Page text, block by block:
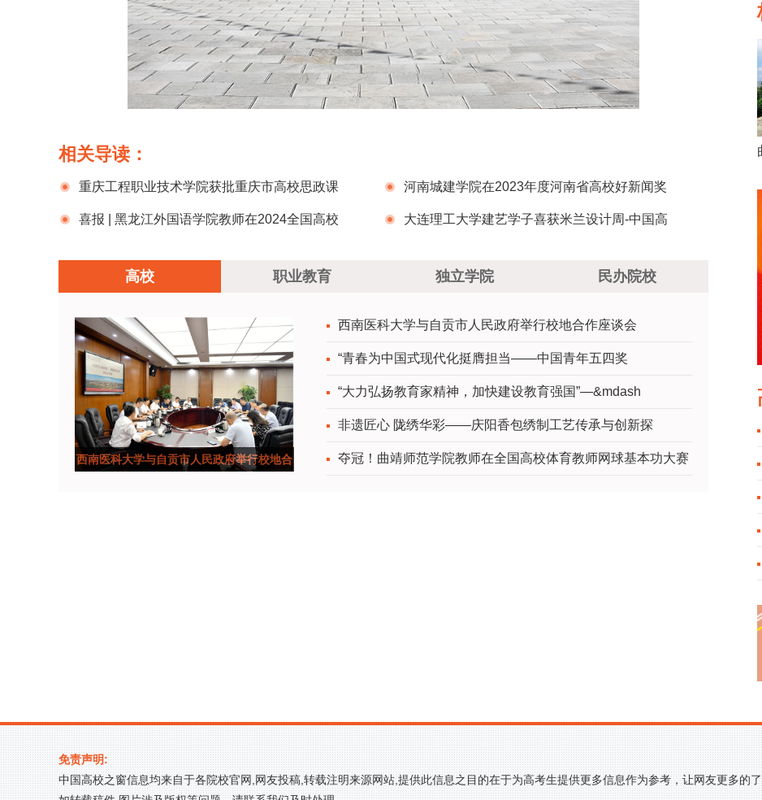
相关导读：
重庆工程职业技术学院获批重庆市高校思政课
名师工作室
河南城建学院在2023年度河南省高校好新闻奖
及新闻论文奖评选中获佳绩
喜报 | 黑龙江外国语学院教师在2024全国高校 大连理工大学建艺学子喜获米兰设计周-中国高
高校 职业教育 独立学院 民办院校
西南医科大学与自贡市人民政府举行校地合
西南医科大学与自贡市人民政府举行校地合作座谈会
“青春为中国式现代化挺膺担当——中国青年五四奖
“大力弘扬教育家精神，加快建设教育强国”—&mdash
非遗匠心 陇绣华彩——庆阳香包绣制工艺传承与创新探
夺冠！曲靖师范学院教师在全国高校体育教师网球基本功大赛
免责声明:
中国高校之窗信息均来自于各院校官网,网友投稿,转载注明来源网站,提供此信息之目的在于为高考生提供更多信息作为参考，让网友更多的